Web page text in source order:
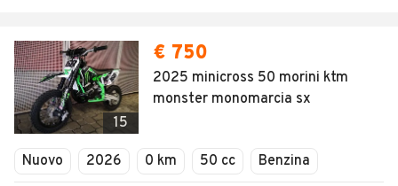
15
€ 750
2025 minicross 50 morini ktm
monster monomarcia sx
Nuovo 2026 0 km 50 cc Benzina